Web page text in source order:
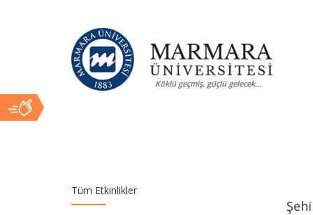
Marmara
Üniversitesi
Köklü geçmiş, güçlü gelecek...
Tüm Etkinlikler
“Forum Africa”
Uluslararası Katılımla
Marmara Üniversitesi’nde
Düzenlendi
Mayıs Kutlamaları Spor Şöleniyle
Taçlandı